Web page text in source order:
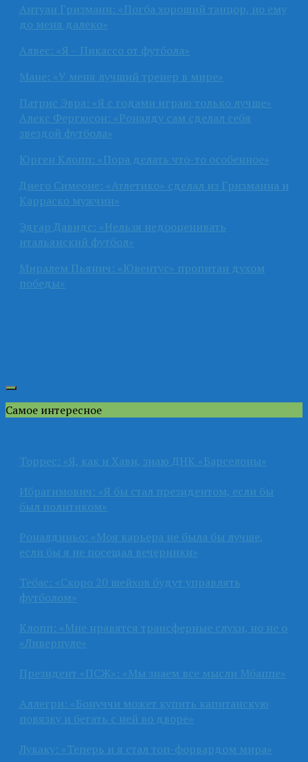
Антуан Гризманн: «Погба хороший танцор, но ему
до меня далеко»
Алвес: «Я – Пикассо от футбола»
Мане: «У меня лучший тренер в мире»
Патрис Эвра: «Я с годами играю только лучше»
Алекс Фергюсон: «Роналду сам сделал себя
звездой футбола»
Юрген Клопп: «Пора делать что-то особенное»
Диего Симеоне: «Атлетико» сделал из Гризманна и
Карраско мужчин»
Эдгар Давидс: «Нельзя недооценивать
итальянский футбол»
Миралем Пьянич: «Ювентус» пропитан духом
победы»
Самое интересное
Торрес: «Я, как и Хави, знаю ДНК «Барселоны»
Ибрагимович: «Я бы стал президентом, если бы
был политиком»
Роналдиньо: «Моя карьера не была бы лучше,
если бы я не посещал вечеринки»
Тебас: «Скоро 20 шейхов будут управлять
футболом»
Клопп: «Мне нравятся трансферные слухи, но не о
«Ливерпуле»
Президент «ПСЖ»: «Мы знаем все мысли Мбаппе»
Аллегри: «Бонуччи может купить капитанскую
повязку и бегать с ней во дворе»
Лукаку: «Теперь и я стал топ-форвардом мира»